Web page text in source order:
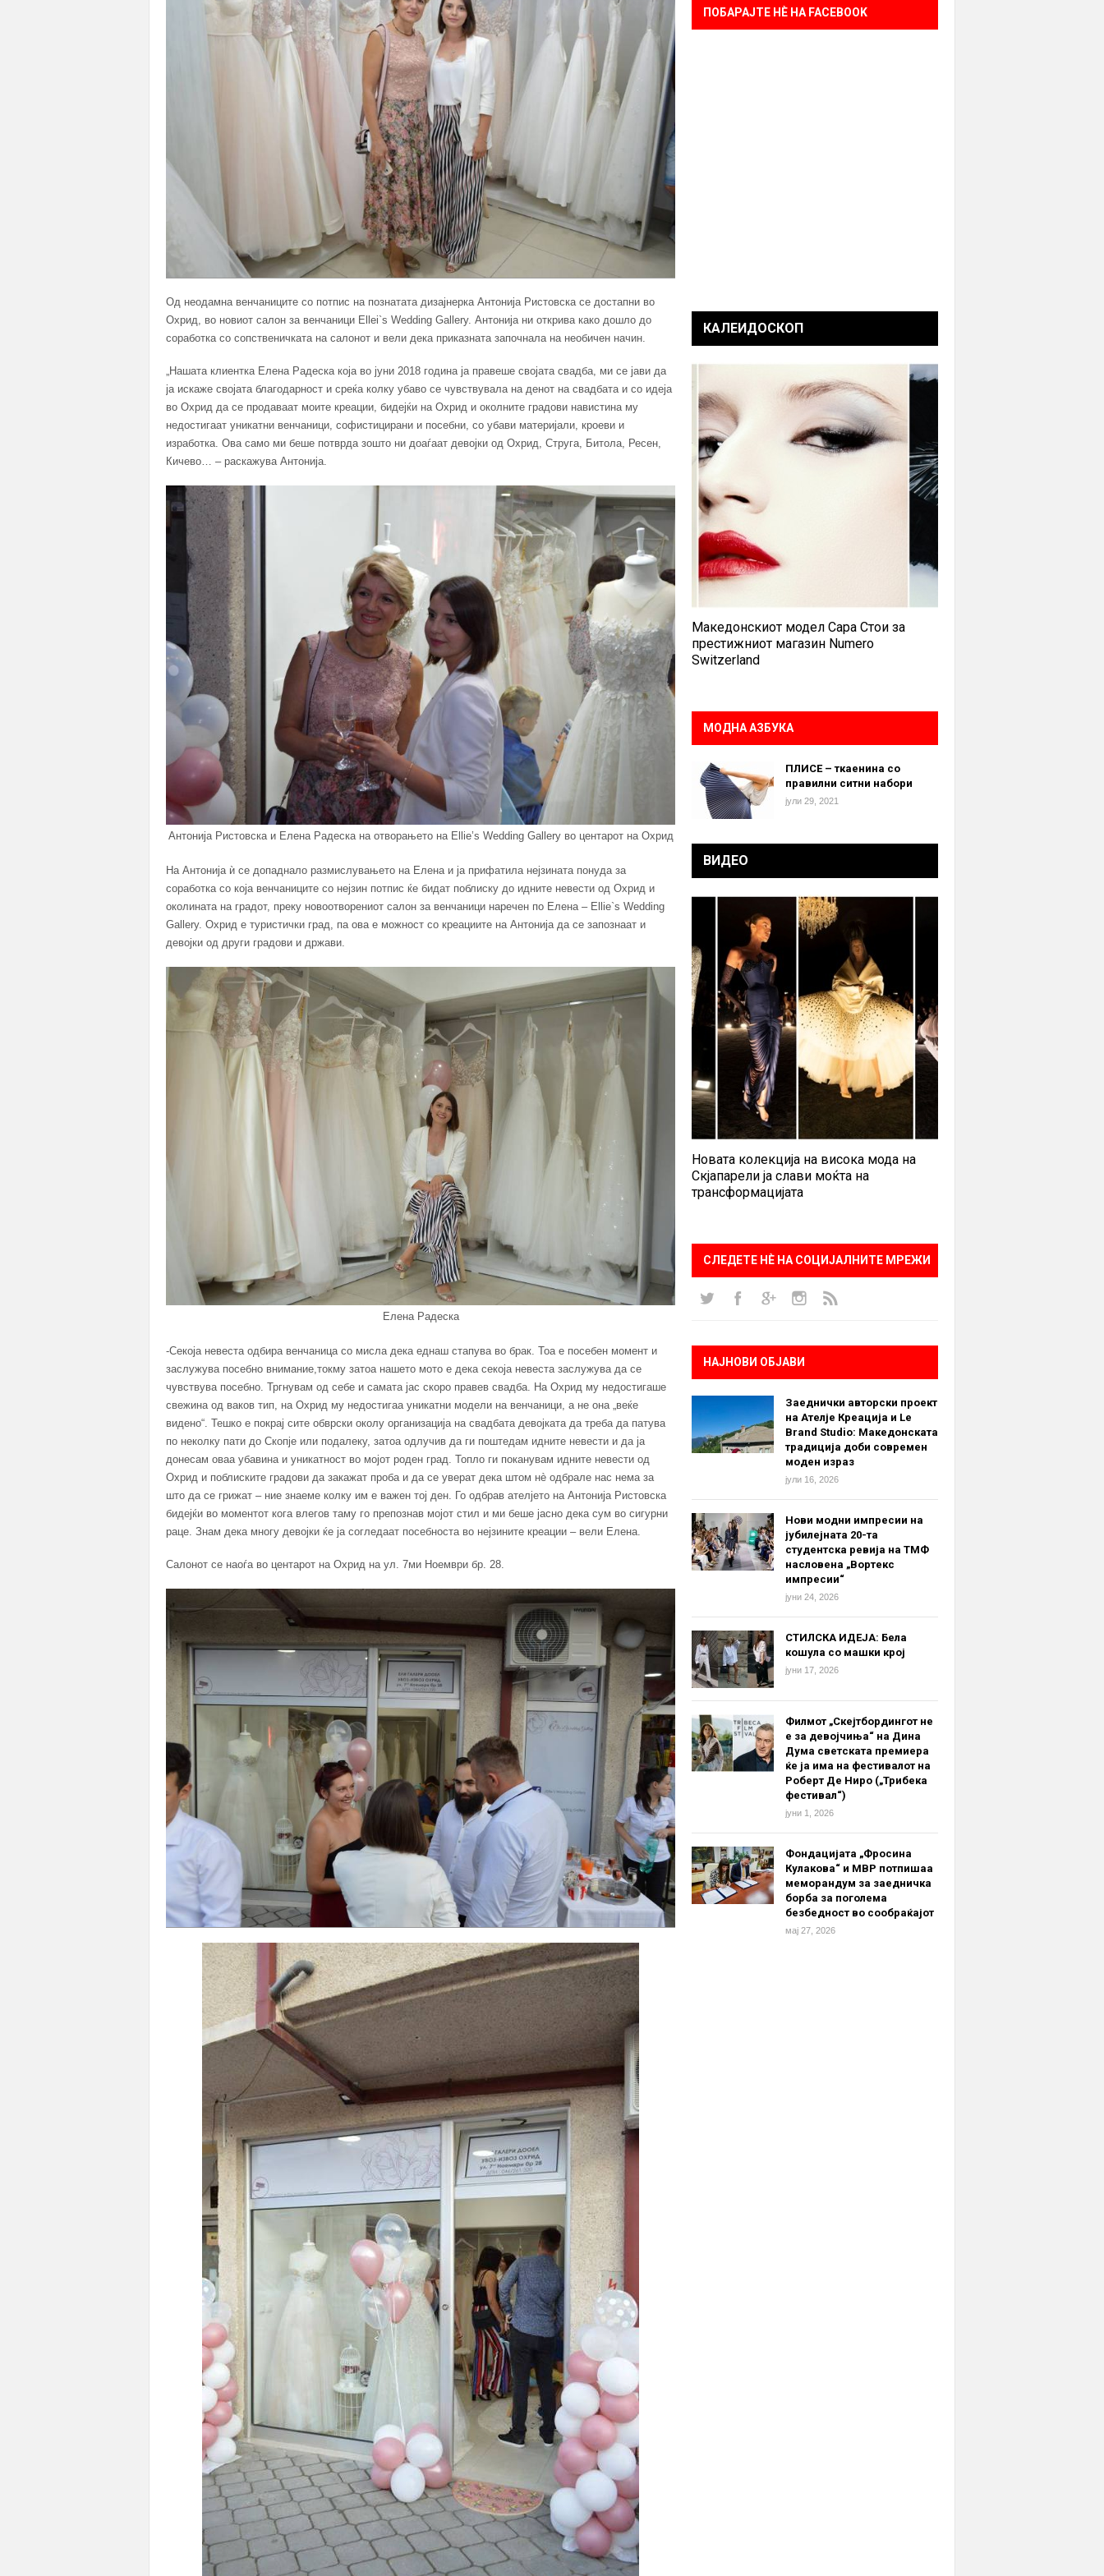
Од неодамна венчаниците со потпис на познатата дизајнерка Антонија Ристовска се достапни во
Охрид, во новиот салон за венчаници Ellei`s Wedding Gallery. Антонија ни открива како дошло до
соработка со сопственичката на салонот и вели дека приказната започнала на необичен начин.
„Нашата клиентка Елена Радеска која во јуни 2018 година ја правеше својата свадба, ми се јави да
ја искаже својата благодарност и среќа колку убаво се чувствувала на денот на свадбата и со идеја
во Охрид да се продаваат моите креации, бидејќи на Охрид и околните градови навистина му
недостигаат уникатни венчаници, софистицирани и посебни, со убави материјали, кроеви и
изработка. Ова само ми беше потврда зошто ни доаѓаат девојки од Охрид, Струга, Битола, Ресен,
Кичево… – раскажува Антонија.
Антонија Ристовска и Елена Радеска на отворањето на Ellie’s Wedding Gallery во центарот на Охрид
На Антонија ѝ се допаднало размислувањето на Елена и ја прифатила нејзината понуда за
соработка со која венчаниците со нејзин потпис ќе бидат поблиску до идните невести од Охрид и
околината на градот, преку новоотворениот салон за венчаници наречен по Елена – Elliе`s Wedding
Gallery. Охрид е туристички град, па ова е можност со креациите на Антонија да се запознаат и
девојки од други градови и држави.
Елена Радеска
-Секоја невеста одбира венчаница со мисла дека еднаш стапува во брак. Тоа е посебен момент и
заслужува посебно внимание,токму затоа нашето мото е дека секоја невеста заслужува да се
чувствува посебно. Тргнувам од себе и самата јас скоро правев свадба. На Охрид му недостигаше
свежина од ваков тип, на Охрид му недостигаа уникатни модели на венчаници, а не она „веќе
видено“. Тешко е покрај сите обврски околу организација на свадбата девојката да треба да патува
по неколку пати до Скопје или подалеку, затоа одлучив да ги поштедам идните невести и да ја
донесам оваа убавина и уникатност во мојот роден град. Топло ги поканувам идните невести од
Охрид и поблиските градови да закажат проба и да се уверат дека штом нè одбрале нас нема за
што да се грижат – ние знаеме колку им е важен тој ден. Го одбрав ателјето на Антонија Ристовска
бидејќи во моментот кога влегов таму го препознав мојот стил и ми беше јасно дека сум во сигурни
раце. Знам дека многу девојки ќе ја согледаат посебноста во нејзините креации – вели Елена.
Салонот се наоѓа во центарот на Охрид на ул. 7ми Ноември бр. 28.
ПОБАРАЈТЕ НÈ НА FACEBOOK
КАЛЕИДОСКОП
Македонскиот модел Сара Стои за
престижниот магазин Numero
Switzerland
МОДНА АЗБУКА
ПЛИСЕ – ткаенина со
правилни ситни набори
јули 29, 2021
ВИДЕО
Новата колекција на висока мода на
Скјапарели ја слави моќта на
трансформацијата
СЛЕДЕТЕ НÈ НА СОЦИЈАЛНИТЕ МРЕЖИ
НАЈНОВИ ОБЈАВИ
Заеднички авторски проект
на Ателје Креација и Le
Brand Studio: Македонската
традиција доби современ
моден израз
јули 16, 2026
Нови модни импресии на
јубилејната 20-та
студентска ревија на ТМФ
насловена „Вортекс
импресии“
јуни 24, 2026
СТИЛСКА ИДЕЈА: Бела
кошула со машки крој
јуни 17, 2026
Филмот „Скејтбордингот не
е за девојчиња“ на Дина
Дума светската премиера
ќе ја има на фестивалот на
Роберт Де Ниро („Трибека
фестивал“)
јуни 1, 2026
Фондацијата „Фросина
Кулакова“ и МВР потпишаа
меморандум за заедничка
борба за поголема
безбедност во сообраќајот
мај 27, 2026